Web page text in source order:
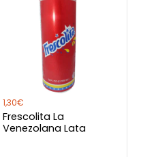
1,30€
Frescolita La
Venezolana Lata